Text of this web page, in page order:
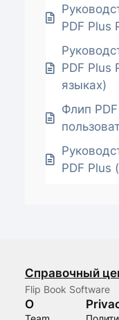
PDF Plus
PDF Plus
языках)
Флип
PDF Plus
Справочный
Flip Book Software
О